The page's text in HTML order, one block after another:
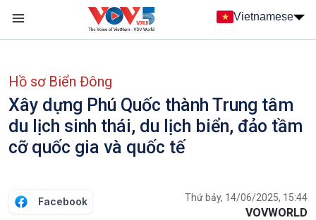
Nhảy đến nội dung
Vietnamese
Hồ sơ Biển Đông
Xây dựng Phú Quốc thành Trung tâm
du lịch sinh thái, du lịch biển, đảo tầm
cỡ quốc gia và quốc tế
Facebook Thứ bảy, 14/06/2025, 15:44
VOVWORLD